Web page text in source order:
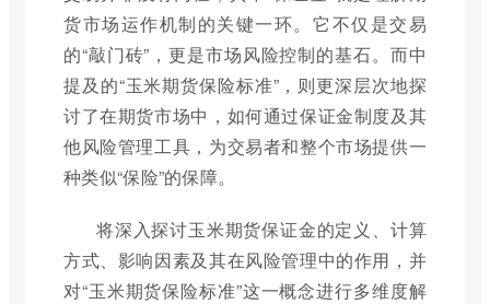
货市场运作机制的关键一环。它不仅是交易
的“敲门砖”，更是市场风险控制的基石。而中
提及的“玉米期货保险标准”，则更深层次地探
讨了在期货市场中，如何通过保证金制度及其
他风险管理工具，为交易者和整个市场提供一
种类似“保险”的保障。
将深入探讨玉米期货保证金的定义、计算
方式、影响因素及其在风险管理中的作用，并
对“玉米期货保险标准”这一概念进行多维度解